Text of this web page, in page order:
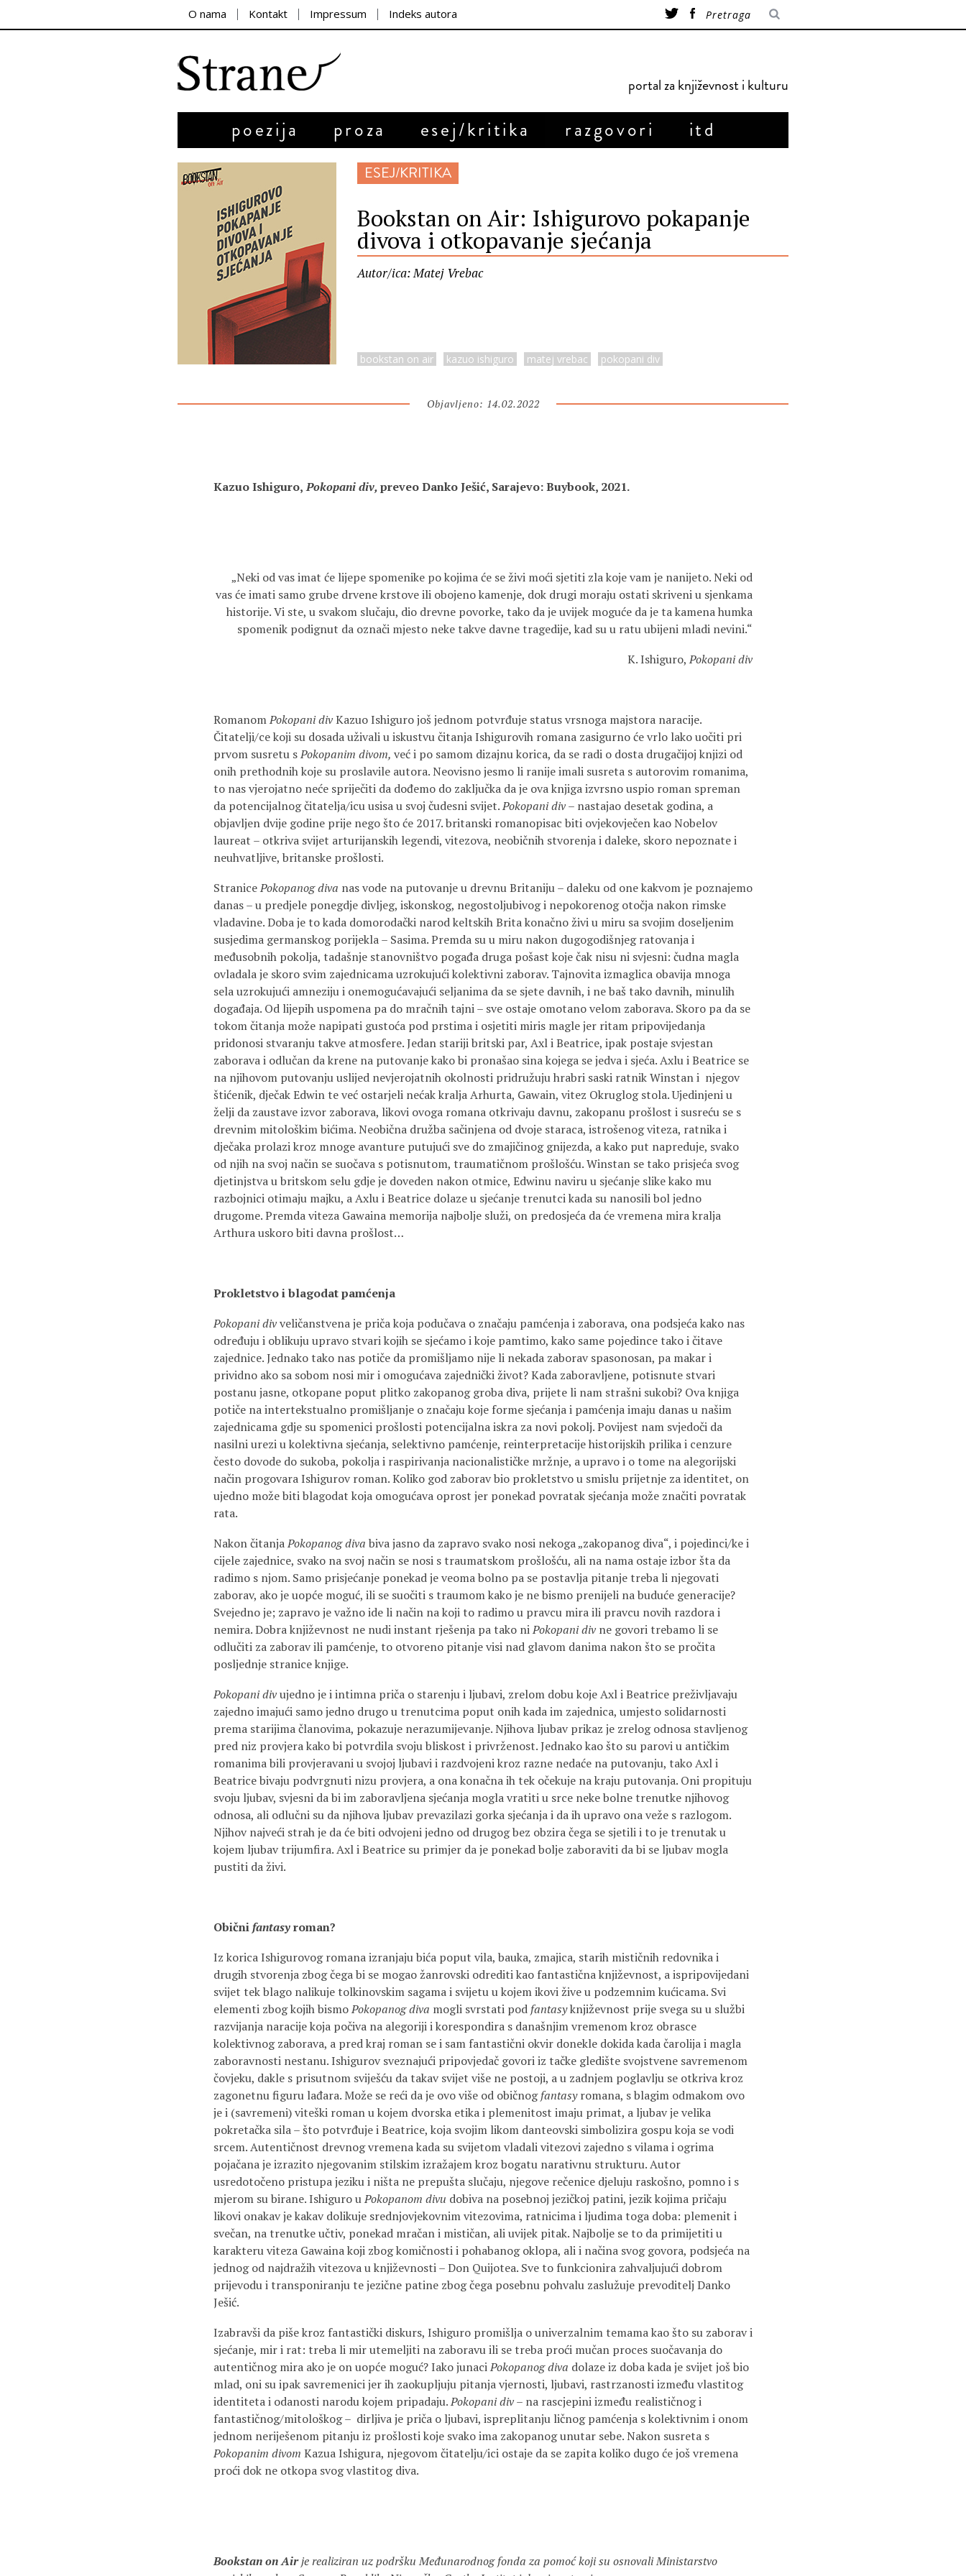
O nama Kontakt Impressum Indeks autora
portal za književnost i kulturu
poezija proza esej/kritika razgovori itd
ESEJ/KRITIKA
Bookstan on Air: Ishigurovo pokapanje
divova i otkopavanje sjećanja
Autor/ica: Matej Vrebac
bookstan on air kazuo ishiguro matej vrebac pokopani div
Objavljeno: 14.02.2022
Kazuo Ishiguro,Pokopani div,preveo Danko Ješić, Sarajevo: Buybook, 2021.
„Neki od vas imat će lijepe spomenike po kojima će se živi moći sjetiti zla koje vam je nanijeto. Neki od
vas će imati samo grube drvene krstove ili obojeno kamenje, dok drugi moraju ostati skriveni u sjenkama
historije. Vi ste, u svakom slučaju, dio drevne povorke, tako da je uvijek moguće da je ta kamena humka
spomenik podignut da označi mjesto neke takve davne tragedije, kad su u ratu ubijeni mladi nevini.“
K. Ishiguro,Pokopani div
RomanomPokopani divKazuo Ishiguro još jednom potvrđuje status vrsnoga majstora naracije.
Čitatelji/ce koji su dosada uživali u iskustvu čitanja Ishigurovih romana zasigurno će vrlo lako uočiti pri
prvom susretu sPokopanim divom, već i po samom dizajnu korica, da se radi o dosta drugačijoj knjizi od
onih prethodnih koje su proslavile autora. Neovisno jesmo li ranije imali susreta s autorovim romanima,
to nas vjerojatno neće spriječiti da dođemo do zaključka da je ova knjiga izvrsno uspio roman spreman
da potencijalnog čitatelja/icu usisa u svoj čudesni svijet.Pokopani div– nastajao desetak godina, a
objavljen dvije godine prije nego što će 2017. britanski romanopisac biti ovjekovječen kao Nobelov
laureat – otkriva svijet arturijanskih legendi, vitezova, neobičnih stvorenja i daleke, skoro nepoznate i
neuhvatljive, britanske prošlosti.
StranicePokopanog diva nas vode na putovanje u drevnu Britaniju – daleku od one kakvom je poznajemo
danas – u predjele ponegdje divljeg, iskonskog, negostoljubivog i nepokorenog otočja nakon rimske
vladavine. Doba je to kada domorodački narod keltskih Brita konačno živi u miru sa svojim doseljenim
susjedima germanskog porijekla – Sasima. Premda su u miru nakon dugogodišnjeg ratovanja i
međusobnih pokolja, tadašnje stanovništvo pogađa druga pošast koje čak nisu ni svjesni: čudna magla
ovladala je skoro svim zajednicama uzrokujući kolektivni zaborav. Tajnovita izmaglica obavija mnoga
sela uzrokujući amneziju i onemogućavajući seljanima da se sjete davnih, i ne baš tako davnih, minulih
događaja. Od lijepih uspomena pa do mračnih tajni – sve ostaje omotano velom zaborava. Skoro pa da se
tokom čitanja može napipati gustoća pod prstima i osjetiti miris magle jer ritam pripovijedanja
pridonosi stvaranju takve atmosfere. Jedan stariji britski par, Axl i Beatrice, ipak postaje svjestan
zaborava i odlučan da krene na putovanje kako bi pronašao sina kojega se jedva i sjeća. Axlu i Beatrice se
na njihovom putovanju uslijed nevjerojatnih okolnosti pridružuju hrabri saski ratnik Winstan i njegov
štićenik, dječak Edwin te već ostarjeli nećak kralja Arhurta, Gawain, vitez Okruglog stola. Ujedinjeni u
želji da zaustave izvor zaborava, likovi ovoga romana otkrivaju davnu, zakopanu prošlost i susreću se s
drevnim mitološkim bićima. Neobična družba sačinjena od dvoje staraca, istrošenog viteza, ratnika i
dječaka prolazi kroz mnoge avanture putujući sve do zmajičinog gnijezda, a kako put napreduje, svako
od njih na svoj način se suočava s potisnutom, traumatičnom prošlošću. Winstan se tako prisjeća svog
djetinjstva u britskom selu gdje je doveden nakon otmice, Edwinu naviru u sjećanje slike kako mu
razbojnici otimaju majku, a Axlu i Beatrice dolaze u sjećanje trenutci kada su nanosili bol jedno
drugome. Premda viteza Gawaina memorija najbolje služi, on predosjeća da će vremena mira kralja
Arthura uskoro biti davna prošlost…
Prokletstvo i blagodat pamćenja
Pokopani divveličanstvena je priča koja podučava o značaju pamćenja i zaborava, ona podsjeća kako nas
određuju i oblikuju upravo stvari kojih se sjećamo i koje pamtimo, kako same pojedince tako i čitave
zajednice. Jednako tako nas potiče da promišljamo nije li nekada zaborav spasonosan, pa makar i
prividno ako sa sobom nosi mir i omogućava zajednički život? Kada zaboravljene, potisnute stvari
postanu jasne, otkopane poput plitko zakopanog groba diva, prijete li nam strašni sukobi? Ova knjiga
potiče na intertekstualno promišljanje o značaju koje forme sjećanja i pamćenja imaju danas u našim
zajednicama gdje su spomenici prošlosti potencijalna iskra za novi pokolj. Povijest nam svjedoči da
nasilni urezi u kolektivna sjećanja, selektivno pamćenje, reinterpretacije historijskih prilika i cenzure
često dovode do sukoba, pokolja i raspirivanja nacionalističke mržnje, a upravo i o tome na alegorijski
način progovara Ishigurov roman. Koliko god zaborav bio prokletstvo u smislu prijetnje za identitet, on
ujedno može biti blagodat koja omogućava oprost jer ponekad povratak sjećanja može značiti povratak
rata.
Nakon čitanjaPokopanog diva biva jasno da zapravo svako nosi nekoga „zakopanog diva“, i pojedinci/ke i
cijele zajednice, svako na svoj način se nosi s traumatskom prošlošću, ali na nama ostaje izbor šta da
radimo s njom. Samo prisjećanje ponekad je veoma bolno pa se postavlja pitanje treba li njegovati
zaborav, ako je uopće moguć, ili se suočiti s traumom kako je ne bismo prenijeli na buduće generacije?
Svejedno je; zapravo je važno ide li način na koji to radimo u pravcu mira ili pravcu novih razdora i
nemira. Dobra književnost ne nudi instant rješenja pa tako niPokopani divne govori trebamo li se
odlučiti za zaborav ili pamćenje, to otvoreno pitanje visi nad glavom danima nakon što se pročita
posljednje stranice knjige.
Pokopani divujedno je i intimna priča o starenju i ljubavi, zrelom dobu koje Axl i Beatrice preživljavaju
zajedno imajući samo jedno drugo u trenutcima poput onih kada im zajednica, umjesto solidarnosti
prema starijima članovima, pokazuje nerazumijevanje. Njihova ljubav prikaz je zrelog odnosa stavljenog
pred niz provjera kako bi potvrdila svoju bliskost i privrženost. Jednako kao što su parovi u antičkim
romanima bili provjeravani u svojoj ljubavi i razdvojeni kroz razne nedaće na putovanju, tako Axl i
Beatrice bivaju podvrgnuti nizu provjera, a ona konačna ih tek očekuje na kraju putovanja. Oni propituju
svoju ljubav, svjesni da bi im zaboravljena sjećanja mogla vratiti u srce neke bolne trenutke njihovog
odnosa, ali odlučni su da njihova ljubav prevazilazi gorka sjećanja i da ih upravo ona veže s razlogom.
Njihov najveći strah je da će biti odvojeni jedno od drugog bez obzira čega se sjetili i to je trenutak u
kojem ljubav trijumfira. Axl i Beatrice su primjer da je ponekad bolje zaboraviti da bi se ljubav mogla
pustiti da živi.
Običnifantasyroman?
Iz korica Ishigurovog romana izranjaju bića poput vila, bauka, zmajica, starih mističnih redovnika i
drugih stvorenja zbog čega bi se mogao žanrovski odrediti kao fantastična književnost, a ispripovijedani
svijet tek blago nalikuje tolkinovskim sagama i svijetu u kojem ikovi žive u podzemnim kućicama. Svi
elementi zbog kojih bismoPokopanog diva mogli svrstati pod fantasyknjiževnost prije svega su u službi
razvijanja naracije koja počiva na alegoriji i korespondira s današnjim vremenom kroz obrasce
kolektivnog zaborava, a pred kraj roman se i sam fantastični okvir donekle dokida kada čarolija i magla
zaboravnosti nestanu. Ishigurov sveznajući pripovjedač govori iz tačke gledište svojstvene savremenom
čovjeku, dakle s prisutnom sviješću da takav svijet više ne postoji, a u zadnjem poglavlju se otkriva kroz
zagonetnu figuru lađara. Može se reći da je ovo više od običnogfantasyromana, s blagim odmakom ovo
je i (savremeni) viteški roman u kojem dvorska etika i plemenitost imaju primat, a ljubav je velika
pokretačka sila – što potvrđuje i Beatrice, koja svojim likom danteovski simbolizira gospu koja se vodi
srcem. Autentičnost drevnog vremena kada su svijetom vladali vitezovi zajedno s vilama i ogrima
pojačana je izrazito njegovanim stilskim izražajem kroz bogatu narativnu strukturu. Autor
usredotočeno pristupa jeziku i ništa ne prepušta slučaju, njegove rečenice djeluju raskošno, pomno i s
mjerom su birane. Ishiguro uPokopanom divu dobiva na posebnoj jezičkoj patini, jezik kojima pričaju
likovi onakav je kakav dolikuje srednjovjekovnim vitezovima, ratnicima i ljudima toga doba: plemenit i
svečan, na trenutke učtiv, ponekad mračan i mističan, ali uvijek pitak. Najbolje se to da primijetiti u
karakteru viteza Gawaina koji zbog komičnosti i pohabanog oklopa, ali i načina svog govora, podsjeća na
jednog od najdražih vitezova u književnosti – Don Quijotea. Sve to funkcionira zahvaljujući dobrom
prijevodu i transponiranju te jezične patine zbog čega posebnu pohvalu zaslužuje prevoditelj Danko
Ješić.
Izabravši da piše kroz fantastički diskurs, Ishiguro promišlja o univerzalnim temama kao što su zaborav i
sjećanje, mir i rat: treba li mir utemeljiti na zaboravu ili se treba proći mučan proces suočavanja do
autentičnog mira ako je on uopće moguć? Iako junaciPokopanog diva dolaze iz doba kada je svijet još bio
mlad, oni su ipak savremenici jer ih zaokupljuju pitanja vjernosti, ljubavi, rastrzanosti između vlastitog
identiteta i odanosti narodu kojem pripadaju.Pokopani div– na rascjepini između realističnog i
fantastičnog/mitološkog – dirljiva je priča o ljubavi, ispreplitanju ličnog pamćenja s kolektivnim i onom
jednom neriješenom pitanju iz prošlosti koje svako ima zakopanog unutar sebe. Nakon susreta s
Pokopanim divom Kazua Ishigura, njegovom čitatelju/ici ostaje da se zapita koliko dugo će još vremena
proći dok ne otkopa svog vlastitog diva.
Bookstan on Airje realiziran uz podršku Međunarodnog fonda za pomoć koji su osnovali Ministarstvo